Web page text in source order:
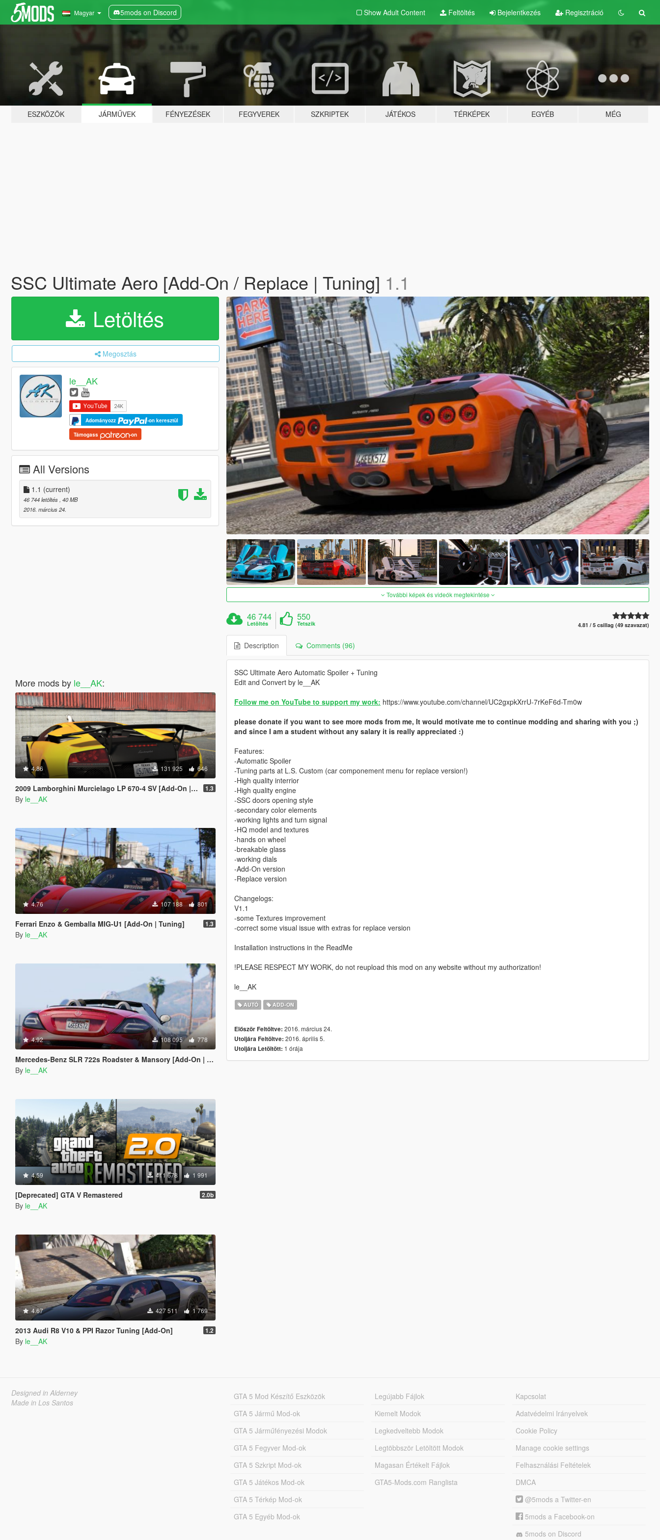
Magyar 5mods on Discord Show Adult Content Feltöltés Bejelentkezés Regisztráció
ESZKÖZÖK JÁRMŰVEK FÉNYEZÉSEK FEGYVEREK SZKRIPTEK JÁTÉKOS TÉRKÉPEK EGYÉB MÉG
SSC Ultimate Aero [Add-On / Replace | Tuning] 1.1
Letöltés
Megosztás
le__AK
Adományozz -on keresztül
Támogass -on
All Versions
1.1 (current)
46 744 letöltés, 40 MB
2016. március 24.
More mods by le__AK:
4.86 131 925 646
2009 Lamborghini Murcielago LP 670-4 SV [Add-On | Tuning] 1.3
By le__AK
4.76 107 188 801
Ferrari Enzo & Gemballa MIG-U1 [Add-On | Tuning] 1.3
By le__AK
4.92 108 095 778
Mercedes-Benz SLR 722s Roadster & Mansory [Add-On | AUTOVISTA]
By le__AK
4.59 411 678 1 991
[Deprecated] GTA V Remastered 2.0b
By le__AK
4.67 427 511 1 769
2013 Audi R8 V10 & PPI Razor Tuning [Add-On] 1.2
By le__AK
További képek és videók megtekintése
46 744
Letöltés
550
Tetszik 4.81 / 5 csillag (49 szavazat)
Description Comments (96)
SSC Ultimate Aero Automatic Spoiler + Tuning
Edit and Convert by le__AK
Follow me on YouTube to support my work: https://www.youtube.com/channel/UC2gxpkXrrU-7rKeF6d-Tm0w
please donate if you want to see more mods from me, It would motivate me to continue modding and sharing with you ;)
and since I am a student without any salary it is really appreciated :)
Features:
-Automatic Spoiler
-Tuning parts at L.S. Custom (car componement menu for replace version!)
-High quality interrior
-High quality engine
-SSC doors opening style
-secondary color elements
-working lights and turn signal
-HQ model and textures
-hands on wheel
-breakable glass
-working dials
-Add-On version
-Replace version
Changelogs:
V1.1
-some Textures improvement
-correct some visual issue with extras for replace version
Installation instructions in the ReadMe
!PLEASE RESPECT MY WORK, do not reupload this mod on any website without my authorization!
le__AK
AUTÓ ADD-ON
Először Feltöltve: 2016. március 24.
Utoljára Feltöltve: 2016. április 5.
Utoljára Letöltött: 1 órája
Designed in Alderney
Made in Los Santos
GTA 5 Mod Készítő Eszközök
GTA 5 Jármű Mod-ok
GTA 5 Járműfényezési Modok
GTA 5 Fegyver Mod-ok
GTA 5 Szkript Mod-ok
GTA 5 Játékos Mod-ok
GTA 5 Térkép Mod-ok
GTA 5 Egyéb Mod-ok
Legújabb Fájlok
Kiemelt Modok
Legkedveltebb Modok
Legtöbbször Letöltött Modok
Magasan Értékelt Fájlok
GTA5-Mods.com Ranglista
Kapcsolat
Adatvédelmi Irányelvek
Cookie Policy
Manage cookie settings
Felhasználási Feltételek
DMCA
@5mods a Twitter-en
5mods a Facebook-on
5mods on Discord